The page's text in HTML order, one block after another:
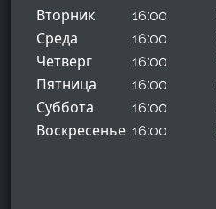
Вторник
16:00
Среда
16:00
Четверг
16:00
Пятница
16:00
Суббота
16:00
Воскресенье 16:00